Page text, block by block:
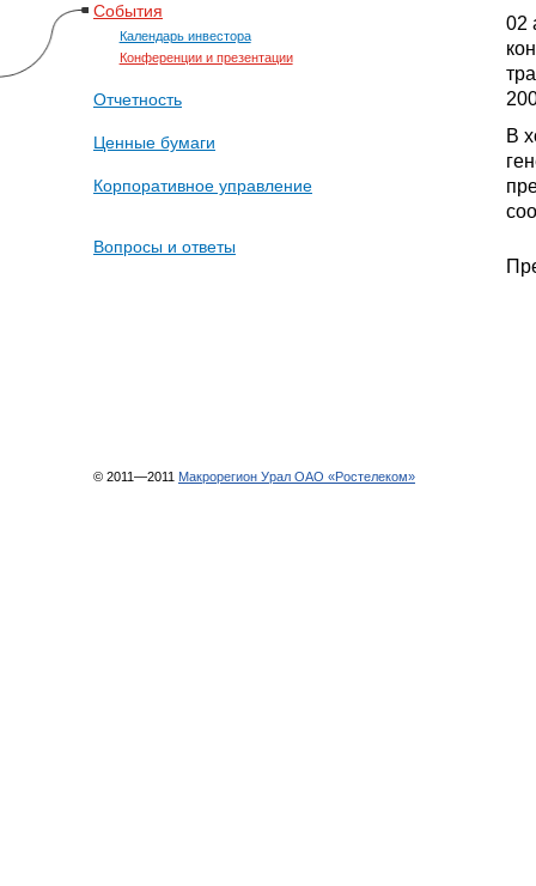
События
Календарь инвестора
Конференции и презентации
Отчетность
Ценные бумаги
Корпоративное управление
Вопросы и ответы
02
В
© 2011—2011 Макрорегион Урал ОАО «Ростелеком»